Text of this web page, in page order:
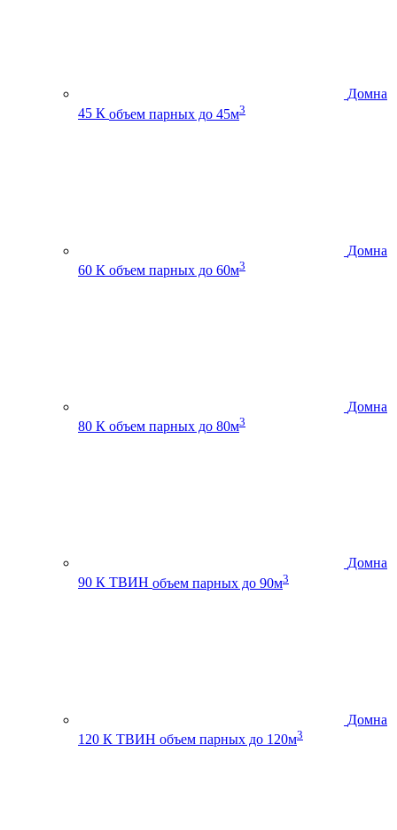
Домна
45 К объем парных до 45м3
Домна
60 К объем парных до 60м3
Домна
80 К объем парных до 80м3
Домна
90 К ТВИН объем парных до 90м3
Домна
120 К ТВИН объем парных до 120м3